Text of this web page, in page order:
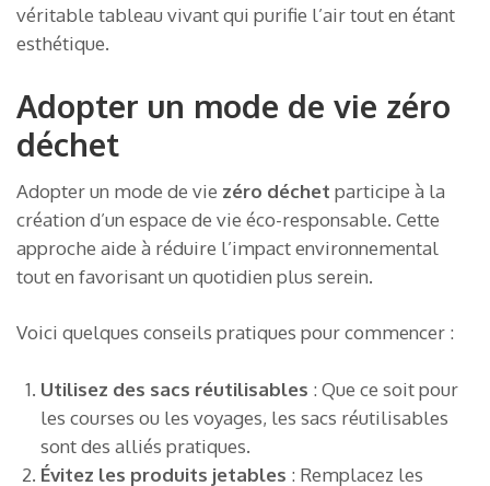
véritable tableau vivant qui purifie l’air tout en étant
esthétique.
Adopter un mode de vie zéro
déchet
Adopter un mode de vie zéro déchet participe à la
création d’un espace de vie éco-responsable. Cette
approche aide à réduire l’impact environnemental
tout en favorisant un quotidien plus serein.
Voici quelques conseils pratiques pour commencer :
Utilisez des sacs réutilisables : Que ce soit pour
les courses ou les voyages, les sacs réutilisables
sont des alliés pratiques.
Évitez les produits jetables : Remplacez les